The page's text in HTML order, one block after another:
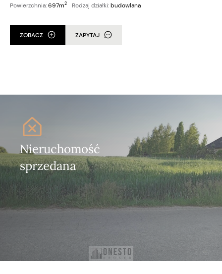
Powierzchnia:697m2 Rodzaj działki:budowlana
ZOBACZ ZAPYTAJ
Nieruchomość
sprzedana